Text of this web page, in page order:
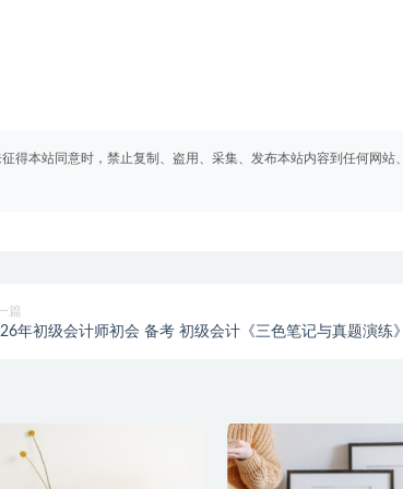
得本站同意时，禁止复制、盗用、采集、发布本站内容到任何网站
篇
年初级会计师初会 备考 初级会计《三色笔记与真题演练